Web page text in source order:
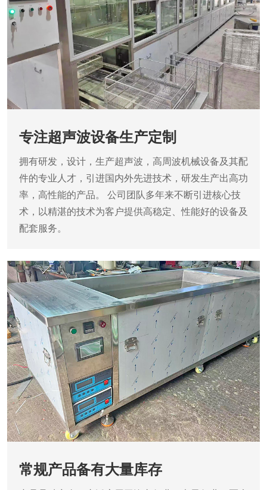
专注超声波设备生产定制
拥有研发，设计，生产超声波，高周波机械设备及其配
件的专业人才，引进国内外先进技术，研发生产出高功
率，高性能的产品。 公司团队多年来不断引进核心技
术，以精湛的技术为客户提供高稳定、性能好的设备及
配套服务。
常规产品备有大量库存